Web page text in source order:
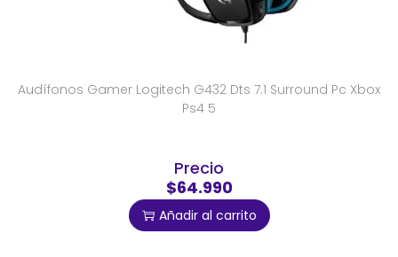
Audífonos Gamer Logitech G432 Dts 7.1 Surround Pc Xbox
Ps4 5
Precio
$64.990
Añadir al carrito